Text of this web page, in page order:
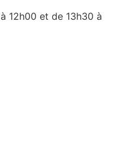
12h00 et de 13h30 à